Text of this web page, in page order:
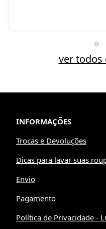
ver todos
INFORMAÇÕES
Trocas e Devoluções
Dicas para lavar suas
Envio
Pagamento
Política de Privacidade -